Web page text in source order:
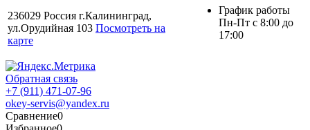
236029 Россия г.Калининград,
ул.Орудийная 103 Посмотреть на
карте
График работы
Пн-Пт с 8:00 до
17:00
Обратная связь
+7 (911) 471-07-96
okey-servis@yandex.ru
Сравнение0